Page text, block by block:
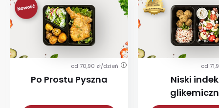
od 70,90 zł/dzień i
Po Prostu Pyszna
od
Niski